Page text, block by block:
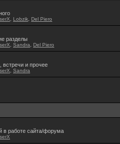
Lobzik Del Piero
разделы
Sandra Del Piero
встречи и прочее
Sandra
в работе сайта/форума